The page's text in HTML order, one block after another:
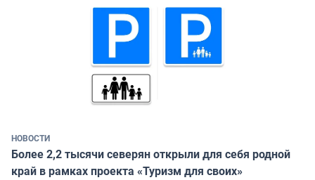
НОВОСТИ
Более 2,2 тысячи северян открыли для себя родной
край в рамках проекта «Туризм для своих»